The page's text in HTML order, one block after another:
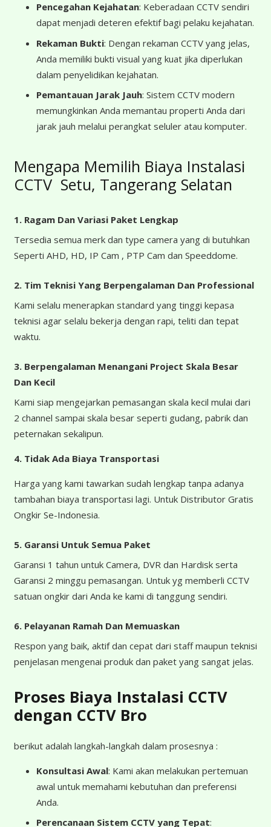
Pencegahan Kejahatan: Keberadaan CCTV sendiri
dapat menjadi deteren efektif bagi pelaku kejahatan.
Rekaman Bukti: Dengan rekaman CCTV yang jelas,
Anda memiliki bukti visual yang kuat jika diperlukan
dalam penyelidikan kejahatan.
Pemantauan Jarak Jauh: Sistem CCTV modern
memungkinkan Anda memantau properti Anda dari
jarak jauh melalui perangkat seluler atau komputer.
Mengapa Memilih Biaya Instalasi
CCTV Setu, Tangerang Selatan
1. Ragam Dan Variasi Paket Lengkap
Tersedia semua merk dan type camera yang di butuhkan
Seperti AHD, HD, IP Cam , PTP Cam dan Speeddome.
2. Tim Teknisi Yang Berpengalaman Dan Professional
Kami selalu menerapkan standard yang tinggi kepasa
teknisi agar selalu bekerja dengan rapi, teliti dan tepat
waktu.
3. Berpengalaman Menangani Project Skala Besar
Dan Kecil
Kami siap mengejarkan pemasangan skala kecil mulai dari
2 channel sampai skala besar seperti gudang, pabrik dan
peternakan sekalipun.
4. Tidak Ada Biaya Transportasi
Harga yang kami tawarkan sudah lengkap tanpa adanya
tambahan biaya transportasi lagi. Untuk Distributor Gratis
Ongkir Se-Indonesia.
5. Garansi Untuk Semua Paket
Garansi 1 tahun untuk Camera, DVR dan Hardisk serta
Garansi 2 minggu pemasangan. Untuk yg memberli CCTV
satuan ongkir dari Anda ke kami di tanggung sendiri.
6. Pelayanan Ramah Dan Memuaskan
Respon yang baik, aktif dan cepat dari staff maupun teknisi
penjelasan mengenai produk dan paket yang sangat jelas.
Proses Biaya Instalasi CCTV
dengan CCTV Bro
berikut adalah langkah-langkah dalam prosesnya :
Konsultasi Awal: Kami akan melakukan pertemuan
awal untuk memahami kebutuhan dan preferensi
Anda.
Perencanaan Sistem CCTV yang Tepat: